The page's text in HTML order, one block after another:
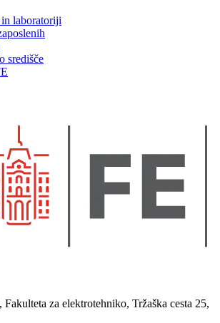
laboratoriji
središče
za elektrotehniko, Tržaška cesta 25,